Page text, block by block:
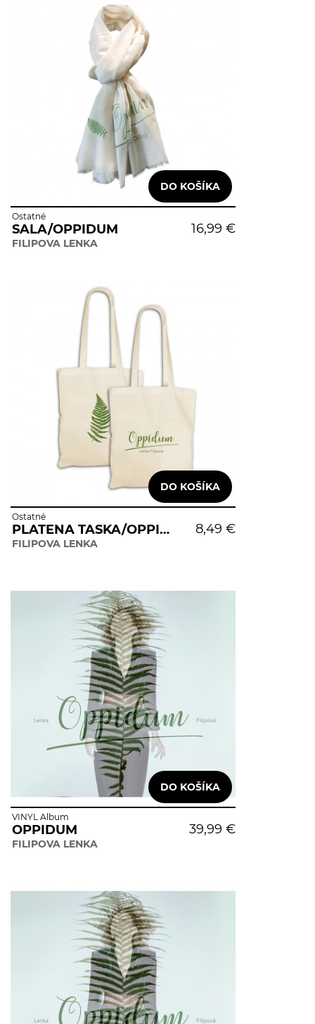
16,99 €
Ostatné
SALA/OPPIDUM
FILIPOVA LENKA
8,49 €
Ostatné
PLATENA TASKA/OPPIDUM
FILIPOVA LENKA
39,99 €
VINYL Album
OPPIDUM
FILIPOVA LENKA